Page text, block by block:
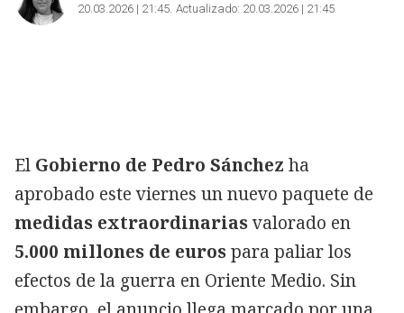
20.03.2026 | 21:45 Actualizado: 20.03.2026 | 21:45
El Gobierno de Pedro Sánchez ha
aprobado este viernes un nuevo paquete de
medidas extraordinariasvalorado en
5.000 millones de eurospara paliar los
efectos de la guerra en Oriente Medio. Sin